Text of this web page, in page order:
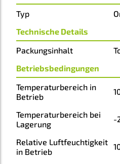
Typ
Technische Details
Packungsinhalt
Betriebsbedingungen
Temperaturbereich in
Betrieb
Temperaturbereich bei
Lagerung
-
Relative Luftfeuchtigkeit
in Betrieb